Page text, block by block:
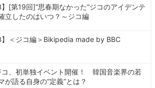
】[第19回]“思春期なかった”ジコのアイデンテ
立したのはいつ？～ジコ編
】＜ジコ編＞Bikipedia made by BBC
コ、初単独イベント開催！ 韓国音楽界の若
が語る自身の“定義”とは？